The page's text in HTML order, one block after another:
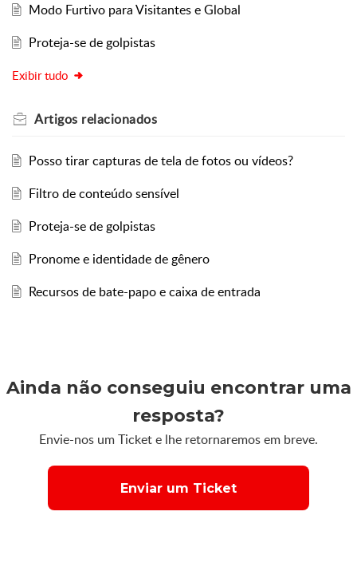
Modo Furtivo para Visitantes e Global
Proteja-se de golpistas
Exibir tudo
Artigos relacionados
Posso tirar capturas de tela de fotos ou vídeos?
Filtro de conteúdo sensível
Proteja-se de golpistas
Pronome e identidade de gênero
Recursos de bate-papo e caixa de entrada
Ainda não conseguiu encontrar uma
resposta?
Envie-nos um Ticket e lhe retornaremos em breve.
Enviar um Ticket